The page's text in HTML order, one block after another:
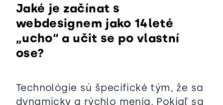
Jaké je začínat s
webdesignem jako 14leté
„ucho“ a učit se po vlastní
ose?
Technológie sú špecifické tým, že sa
dynamicky a rýchlo menia. Pokiaľ sa